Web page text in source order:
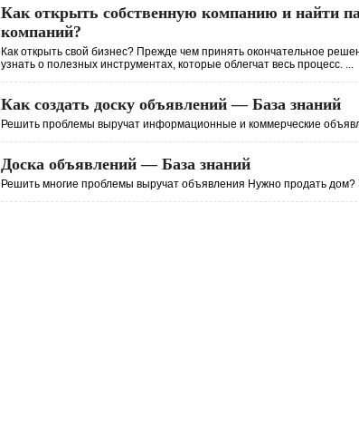
Как открыть собственную компанию и найти
компаний?
Как открыть свой бизнес? Прежде чем принять окончательное
узнать о полезных инструментах, которые облегчат весь процесс. ...
Как создать доску объявлений — База знаний
Решить проблемы выручат информационные и коммерческие
Доска объявлений — База знаний
Решить многие проблемы выручат объявления Нужно продать дом?